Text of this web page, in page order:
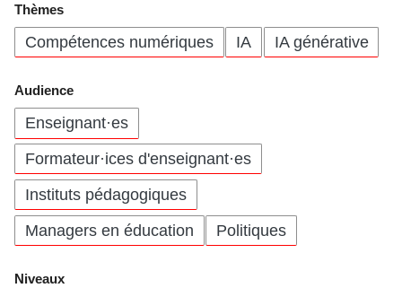
Thèmes
Compétences numériques IA IA générative
Audience
Enseignant·es
Formateur·ices d'enseignant·es
Instituts pédagogiques
Managers en éducation
Politiques
Niveaux